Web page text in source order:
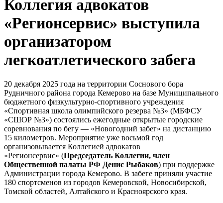
Коллегия адвокатов
«Регионсервис» выступила
организатором
легкоатлетического забега
20 декабря 2025 года на территории Соснового бора
Рудничного района города Кемерово на базе Муниципального
бюджетного физкультурно-спортивного учреждения
«Спортивная школа олимпийского резерва №3» (МБФСУ
«СШОР №3») состоялись ежегодные открытые городские
соревнования по бегу — «Новогодний забег» на дистанцию
15 километров. Мероприятие уже восьмой год
организовывается Коллегией адвокатов
«Регионсервис» (Председатель Коллегии, член
Общественной палаты РФ Денис Рыбаков) при поддержке
Администрации города Кемерово. В забеге приняли участие
180 спортсменов из городов Кемеровской, Новосибирской,
Томской областей, Алтайского и Красноярского края.